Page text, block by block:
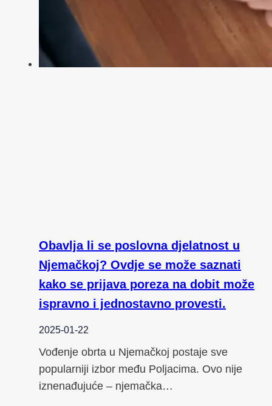
Obavlja li se poslovna djelatnost u
Njemačkoj? Ovdje se može saznati
kako se prijava poreza na dobit može
ispravno i jednostavno provesti.
2025-01-22
Vođenje obrta u Njemačkoj postaje sve
popularniji izbor među Poljacima. Ovo nije
iznenađujuće – njemačka…